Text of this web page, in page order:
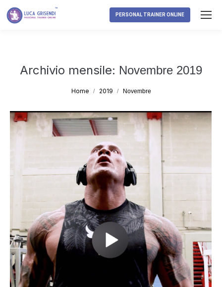
PERSONAL TRAINER ONLINE
Archivio mensile: Novembre 2019
Tu sei qui:
Home 2019 Novembre